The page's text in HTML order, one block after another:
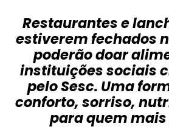
Restaurantes e
estiverem fechados
poderão doar
instituições sociais
pelo Sesc. Uma
conforto, sorriso,
para quem